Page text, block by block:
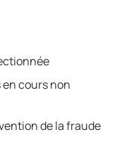
cours non
de la fraude